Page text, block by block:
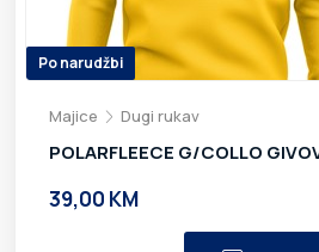
Po narudžbi
Majice Dugi rukav
POLARFLEECE G/COLLO
39,00 KM